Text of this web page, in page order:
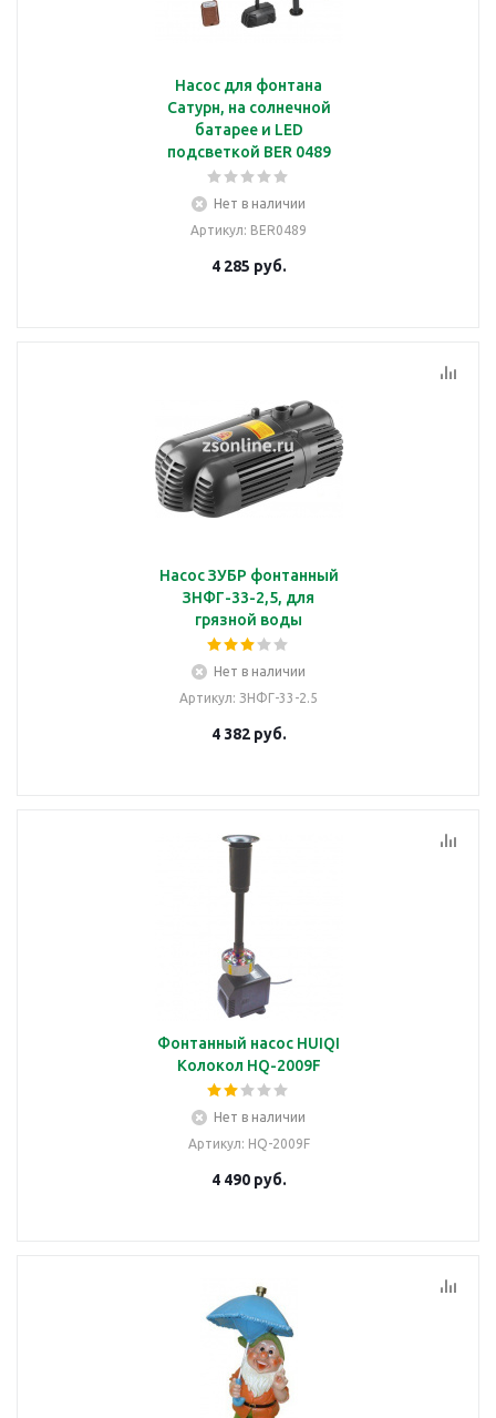
Насос для фонтана
Сатурн, на солнечной
батарее и LED
подсветкой BER 0489
Нет в наличии
Артикул: BER0489
4 285 руб.
Насос ЗУБР фонтанный
ЗНФГ-33-2,5, для
грязной воды
Нет в наличии
Артикул: ЗНФГ-33-2.5
4 382руб.
Фонтанный насос HUIQI
Колокол HQ-2009F
Нет в наличии
Артикул: HQ-2009F
4 490руб.